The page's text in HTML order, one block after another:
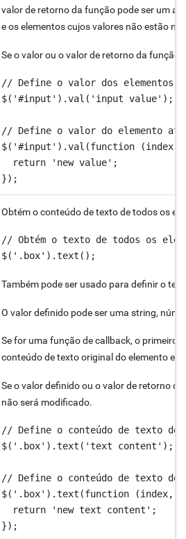
valor de retorno da função pode ser um
e os elementos cujos valores não estão
Se o valor ou o valor de retorno da função
// Define o valor dos elementos
$('#input').val('input value');
// Define o valor do elemento
$('#input').val(function (index,
  return 'new value';
Obtém o conteúdo de texto de todos os
// Obtém o texto de todos os
$('.box').text();
Também pode ser usado para definir o
O valor definido pode ser uma string,
Se for uma função de callback, o primeiro
conteúdo de texto original do elemento e o
Se o valor definido ou o valor de retorno
não será modificado.
// Define o conteúdo de texto dos
$('.box').text('text content');
// Define o conteúdo de texto
$('.box').text(function (index,
  return 'new text content';
});